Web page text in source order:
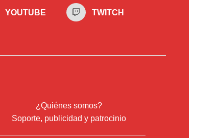
YOUTUBE TWITCH
¿Quiénes somos?
Soporte, publicidad y patrocinio